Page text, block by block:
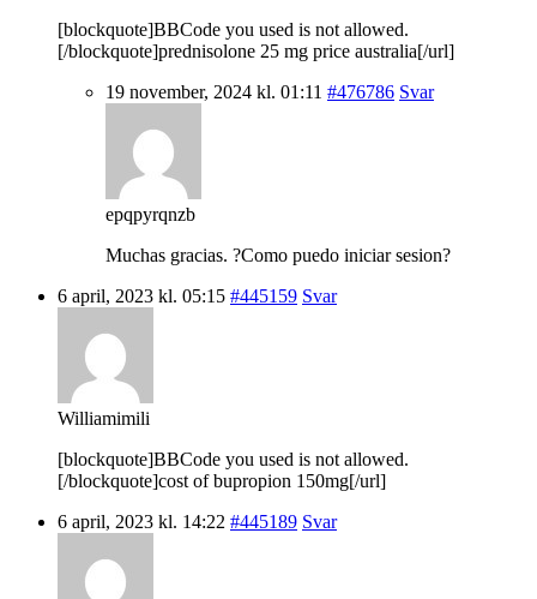
[blockquote]BBCode you used is not allowed.
[/blockquote]prednisolone 25 mg price australia[/url]
19 november, 2024 kl. 01:11 #476786 Svar
epqpyrqnzb
Muchas gracias. ?Como puedo iniciar sesion?
6 april, 2023 kl. 05:15 #445159 Svar
Williamimili
[blockquote]BBCode you used is not allowed.
[/blockquote]cost of bupropion 150mg[/url]
6 april, 2023 kl. 14:22 #445189 Svar